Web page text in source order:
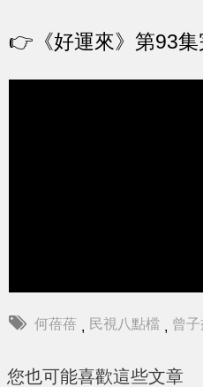
👉 《好運來》第93
何蓓蓓 , 民視八點檔 , 曾子
您也可能喜歡這些文章